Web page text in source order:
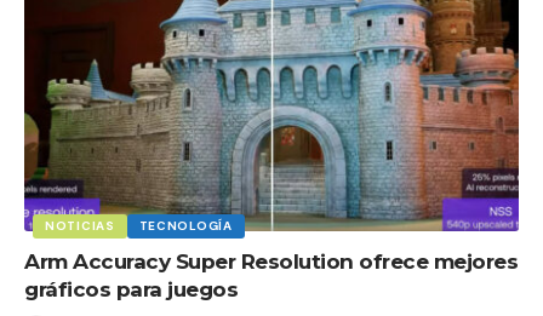
NOTICIAS TECNOLOGÍA
Arm Accuracy Super Resolution ofrece mejores
gráficos para juegos